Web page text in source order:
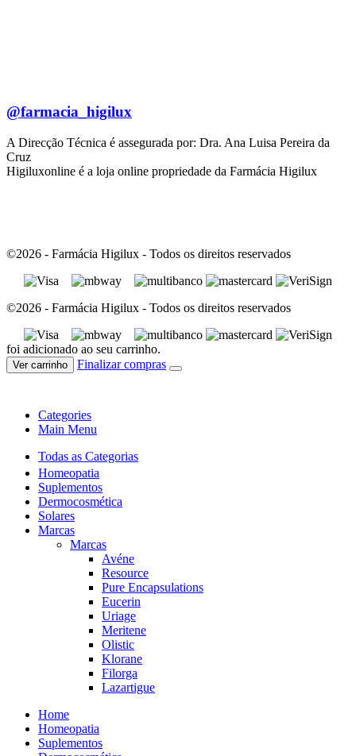
@farmacia_higilux
A Direcção Técnica é assegurada por: Dra. Ana Luisa Pereira da
Cruz
Higiluxonline é a loja online propriedade da Farmácia Higilux
©2026 - Farmácia Higilux - Todos os direitos reservados
©2026 - Farmácia Higilux - Todos os direitos reservados
foi adicionado ao seu carrinho.
Ver carrinho Finalizar compras
Categories
Main Menu
Todas as Categorias
Homeopatia
Suplementos
Dermocosmética
Solares
Marcas
Marcas
Avéne
Resource
Pure Encapsulations
Eucerin
Uriage
Meritene
Olistic
Klorane
Filorga
Lazartigue
Home
Homeopatia
Suplementos